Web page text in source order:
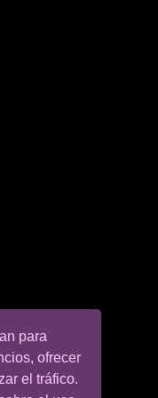
para
ofrecer
el tráfico.